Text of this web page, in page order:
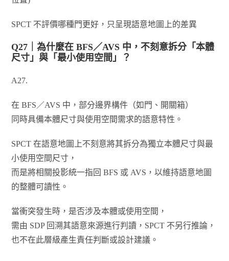
SPCT 不評價哪種門更好，只呈現語意地圖上的差異
Q27｜為什麼在 BFS／AVS 中，不刻意拆分「本體
尺寸」與「最小使用空間」？
A27.
在 BFS／AVS 中，部分邊界構件（如門、開關箱）
同時具備本體尺寸與使用空間需求的語意特性。
SPCT 在語意地圖上不刻意將其拆分為獨立本體尺寸與最
小使用空間尺寸，
而是將相關投影統一指回 BFS 或 AVS，以維持語意地圖
的整體可讀性。
當衝突發生時，是否涉及本體或使用空間，
需由 SDP 回溯其語意來源進行判讀，SPCT 不另行推論，
也不在此層級產生責任判斷或設計建議。